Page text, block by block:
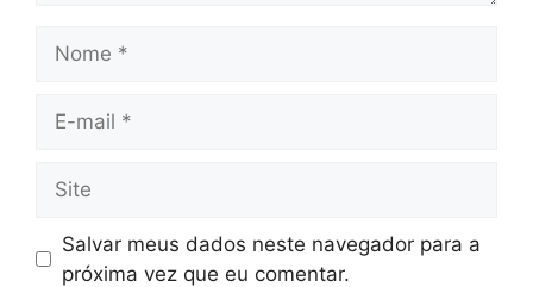
mail
Salvar meus dados neste navegador para a
próxima vez que eu comentar.